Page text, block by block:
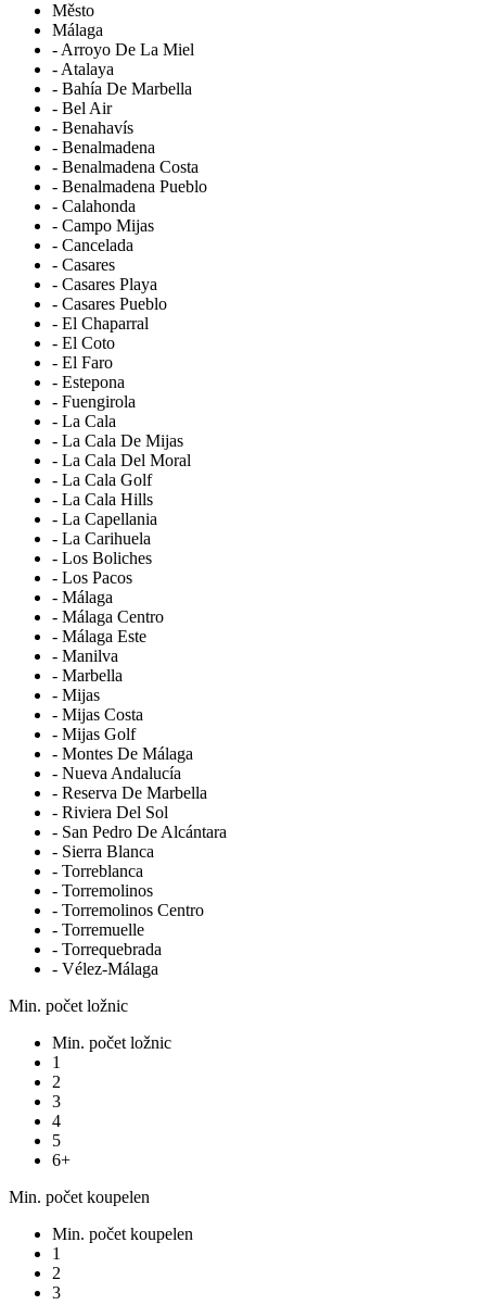
Město
Málaga
- Arroyo De La Miel
- Atalaya
- Bahía De Marbella
- Bel Air
- Benahavís
- Benalmadena
- Benalmadena Costa
- Benalmadena Pueblo
- Calahonda
- Campo Mijas
- Cancelada
- Casares
- Casares Playa
- Casares Pueblo
- El Chaparral
- El Coto
- El Faro
- Estepona
- Fuengirola
- La Cala
- La Cala De Mijas
- La Cala Del Moral
- La Cala Golf
- La Cala Hills
- La Capellania
- La Carihuela
- Los Boliches
- Los Pacos
- Málaga
- Málaga Centro
- Málaga Este
- Manilva
- Marbella
- Mijas
- Mijas Costa
- Mijas Golf
- Montes De Málaga
- Nueva Andalucía
- Reserva De Marbella
- Riviera Del Sol
- San Pedro De Alcántara
- Sierra Blanca
- Torreblanca
- Torremolinos
- Torremolinos Centro
- Torremuelle
- Torrequebrada
- Vélez-Málaga
Min. počet ložnic
Min. počet ložnic
1
2
3
4
5
6+
Min. počet koupelen
Min. počet koupelen
1
2
3